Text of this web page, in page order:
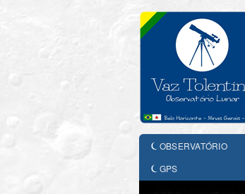
OBSERVATÓRIO
GPS